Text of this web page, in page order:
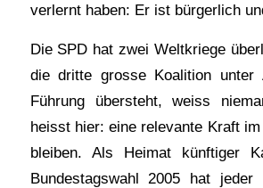
verlernt haben: Er ist bürgerlich
Die SPD hat zwei Weltkriege
die dritte grosse Koalition unter
Führung übersteht, weiss
heisst hier: eine relevante Kraft
bleiben. Als Heimat künftiger
Bundestagswahl 2005 hat jeder